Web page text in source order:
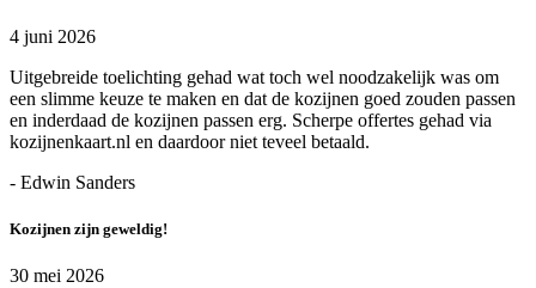
4 juni 2026
Uitgebreide toelichting gehad wat toch wel noodzakelijk was om
een slimme keuze te maken en dat de kozijnen goed zouden passen
en inderdaad de kozijnen passen erg. Scherpe offertes gehad via
kozijnenkaart.nl en daardoor niet teveel betaald.
- Edwin Sanders
Kozijnen zijn geweldig!
30 mei 2026